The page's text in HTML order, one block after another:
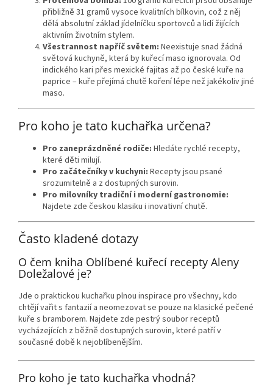
přibližně 31 gramů vysoce kvalitních bílkovin, což z něj
dělá absolutní základ jídelníčku sportovců a lidí žijících
aktivním životním stylem.
Všestrannost napříč světem: Neexistuje snad žádná
světová kuchyně, která by kuřecí maso ignorovala. Od
indického kari přes mexické fajitas až po české kuře na
paprice – kuře přejímá chutě koření lépe než jakékoliv jiné
maso.
Pro koho je tato kuchařka určena?
Pro zaneprázdněné rodiče: Hledáte rychlé recepty,
které děti milují.
Pro začátečníky v kuchyni: Recepty jsou psané
srozumitelně a z dostupných surovin.
Pro milovníky tradiční i moderní gastronomie:
Najdete zde českou klasiku i inovativní chutě.
Často kladené dotazy
O čem kniha Oblíbené kuřecí recepty Aleny
Doležalové je?
Jde o praktickou kuchařku plnou inspirace pro všechny, kdo
chtějí vařit s fantazií a neomezovat se pouze na klasické pečené
kuře s bramborem. Najdete zde pestrý soubor receptů
vycházejících z běžně dostupných surovin, které patří v
současné době k nejoblíbenějším.
Pro koho je tato kuchařka vhodná?